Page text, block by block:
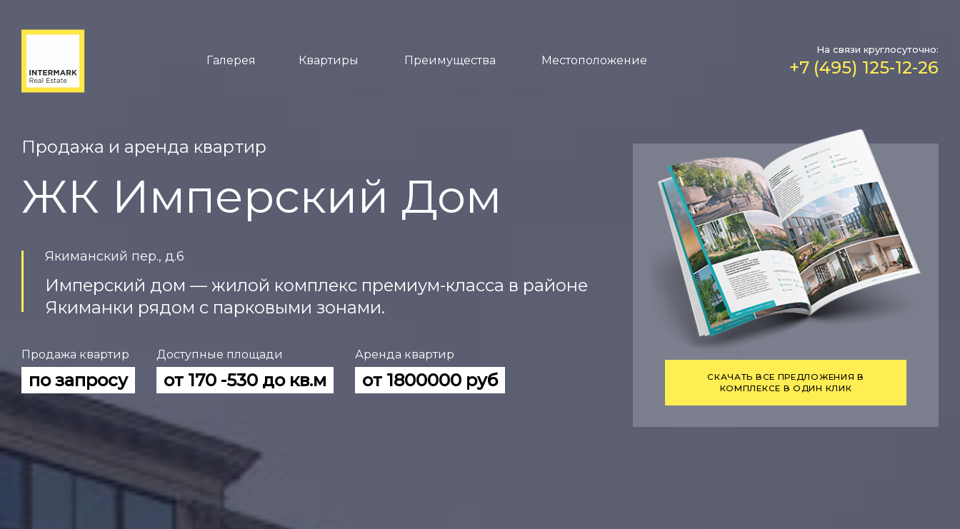
Галерея Квартиры Преимущества Местоположение
На связи круглосуточно:
+7 (495) 125-12-26
Продажа и аренда квартир
ЖК Имперский Дом
Якиманский пер., д.6
Имперский дом — жилой комплекс премиум-класса в районе
Якиманки рядом с парковыми зонами.
Продажа квартир
по запросу
Доступные площади
от 170 -530 до кв.м
Аренда квартир
от 1800000 руб
СКАЧАТЬ ВСЕ ПРЕДЛОЖЕНИЯ В
КОМПЛЕКСЕ В ОДИН КЛИК